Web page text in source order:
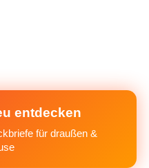
entdecken
für draußen &